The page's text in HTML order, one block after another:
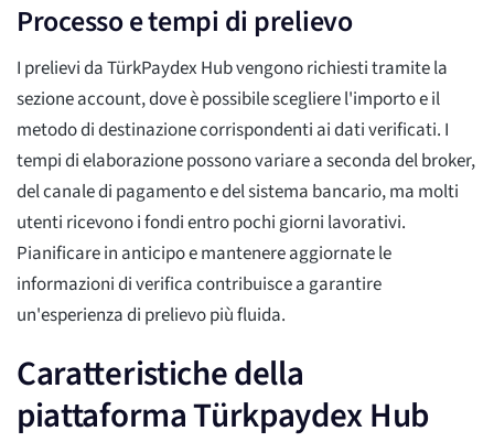
Processo e tempi di prelievo
I prelievi da TürkPaydex Hub vengono richiesti tramite la
sezione account, dove è possibile scegliere l'importo e il
metodo di destinazione corrispondenti ai dati verificati. I
tempi di elaborazione possono variare a seconda del broker,
del canale di pagamento e del sistema bancario, ma molti
utenti ricevono i fondi entro pochi giorni lavorativi.
Pianificare in anticipo e mantenere aggiornate le
informazioni di verifica contribuisce a garantire
un'esperienza di prelievo più fluida.
Caratteristiche della
piattaforma Türkpaydex Hub